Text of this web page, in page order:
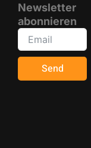
Newsletter
abonnieren
Send